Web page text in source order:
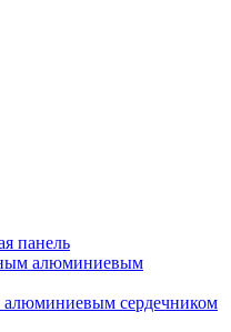
панель
алюминиевым
алюминиевым сердечником